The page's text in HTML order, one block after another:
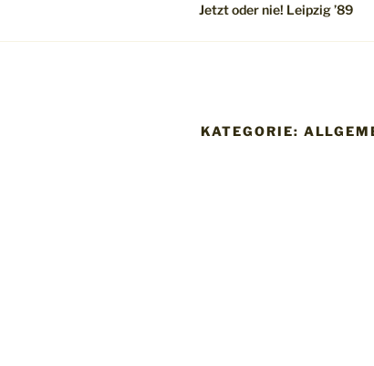
Jetzt oder nie! Leipzig ’89
KATEGORIE: